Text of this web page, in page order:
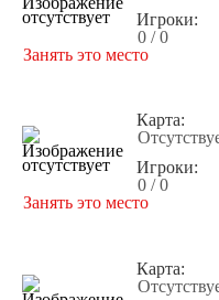
Игроки:
0 / 0
Занять это место
Карта:
Игроки:
0 / 0
Занять это место
Карта: